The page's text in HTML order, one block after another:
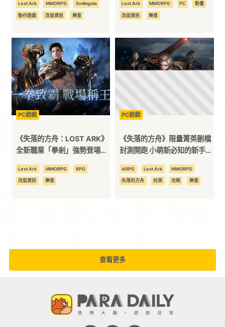
位
資
訊
平
台
Lost Ark MMORPG Smilegate
動作遊戲 改版資訊 樂意
Lost Ark MMORPG PC 動畫
改版資訊 樂意
PC遊戲
《失落的方舟：LOST ARK》
全新職業「拳剎」強勢登場！
動驚喜
Lost Ark MMORPG RPG
改版資訊 樂意
PC遊戲
《失落的方舟》限量菁英刪檔
封測開跑 小萌新必知的新手攻
ARPG Lost Ark MMORPG
失落的方舟 封測 攻略 樂意
查看更多